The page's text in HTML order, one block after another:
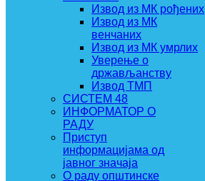
Извод из МК рођених
Извод из МК
венчаних
Извод из МК умрлих
Уверење о
држављанству
Извод ТМП
СИСТЕМ 48
ИНФОРМАТОР О
РАДУ
Приступ
информацијама од
јавног значаја
О раду општинске